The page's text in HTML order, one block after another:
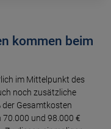
kommen beim
im Mittelpunkt des
noch zusätzliche
der Gesamtkosten
und 98.000 €